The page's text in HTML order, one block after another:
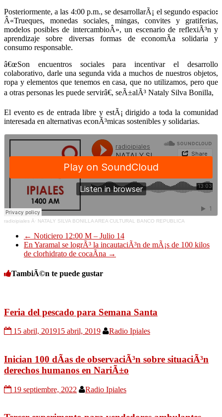
Posteriormente, a las 4:00 p.m., se desarrollarÃ¡ el segundo espacio:
Â«Trueques, monedas sociales, mingas, convites y gratiferias,
modelos posibles de intercambioÂ», un escenario de reflexiÃ³n y
aprendizaje sobre diversas formas de economÃ­a solidaria y
consumo responsable.
â€œSon encuentros sociales para incentivar el desarrollo
colaborativo, darle una segunda vida a muchos de nuestros objetos,
ropa y elementos que tenemos en casa, que no utilizamos, pero que
a otras personas les puede servirâ€, seÃ±alÃ³ Nataly Silva Bonilla,
El evento es de entrada libre y estÃ¡ dirigido a toda la comunidad
interesada en alternativas econÃ³micas sostenibles y solidarias.
radioipiales Â· NATALY SILVA BONILLA AREA CULTURAL BANCO REPUBLICA
← Noticiero 12:00 M – Julio 14
En Yaramal se logrÃ³ la incautaciÃ³n de mÃ¡s de 100 kilos
de clorhidrato de cocaÃ­na →
TambiÃ©n te puede gustar
Feria del pescado para Semana Santa
15 abril, 201915 abril, 2019 Radio Ipiales
Inician 100 dÃ­as de observaciÃ³n sobre situaciÃ³n
derechos humanos en NariÃ±o
19 septiembre, 2022 Radio Ipiales